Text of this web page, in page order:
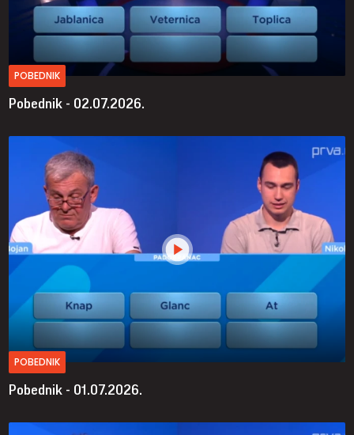
POBEDNIK
Pobednik - 02.07.2026.
POBEDNIK
Pobednik - 01.07.2026.